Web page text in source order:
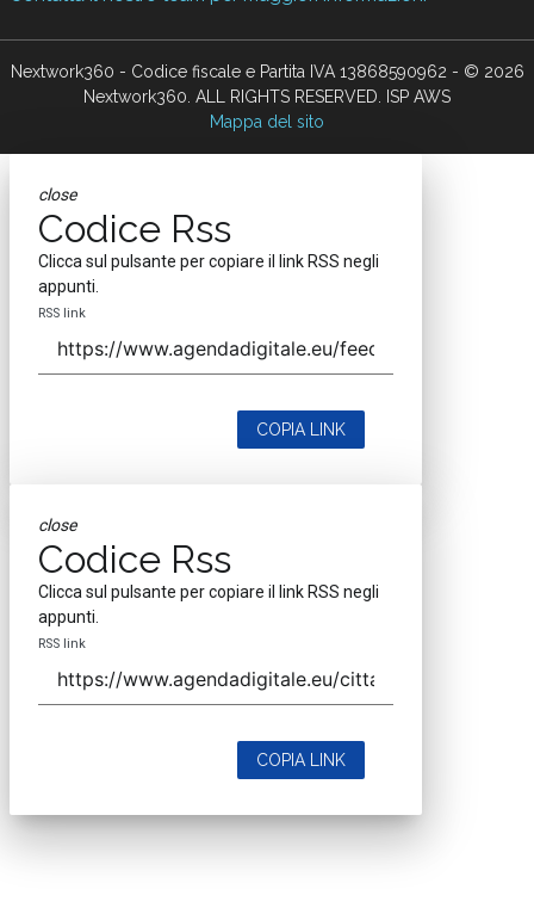
Nextwork360 - Codice fiscale e Partita IVA 13868590962 - © 2026
Nextwork360. ALL RIGHTS RESERVED. ISP AWS
Mappa del sito
close
Codice Rss
Clicca sul pulsante per copiare il link RSS negli
appunti.
RSS link
COPIA LINK
close
Codice Rss
Clicca sul pulsante per copiare il link RSS negli
appunti.
RSS link
COPIA LINK